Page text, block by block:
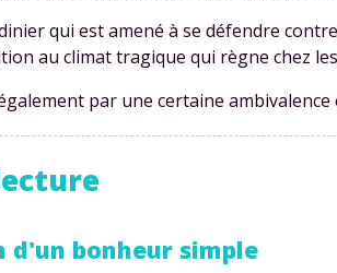
qui est amené à se défendre
au climat tragique qui règne chez
par une certaine
d'un bonheur simple